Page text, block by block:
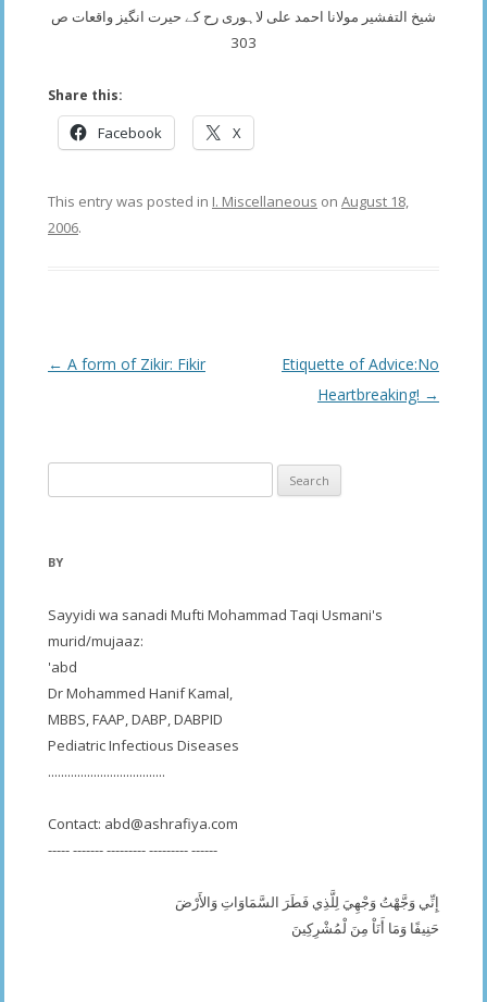
شیخ التفشیر مولانا احمد علی لاہوری رح کے حیرت انگیز واقعات ص
303
Share this:
Facebook X
This entry was posted in I. Miscellaneous on August 18,
2006.
Post
← A form of Zikir: Fikir
Etiquette of Advice:No
Heartbreaking! →
for:
BY
Sayyidi wa sanadi Mufti Mohammad Taqi Usmani's
murid/mujaaz:
'abd
Dr Mohammed Hanif Kamal,
MBBS, FAAP, DABP, DABPID
Pediatric Infectious Diseases
....................................
Contact: abd@ashrafiya.com
----- ------- --------- --------- ------
إِنِّي وَجَّهْتُ وَجْهِيَ لِلَّذِي فَطَرَ السَّمَاوَاتِ وَالأَرْضَ
حَنِيفًا وَمَا أَنَاْ مِنَ لْمُشْرِكِينَ